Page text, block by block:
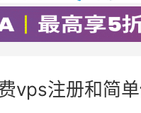
vps注册和简